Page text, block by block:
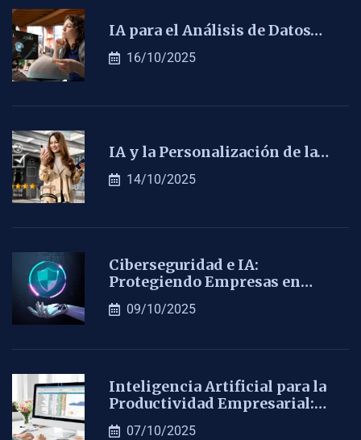
IA para el Análisis de Datos…
16/10/2025
IA y la Personalización de la…
14/10/2025
Ciberseguridad e IA:
Protegiendo Empresas en…
09/10/2025
Inteligencia Artificial para la
Productividad Empresarial:…
07/10/2025